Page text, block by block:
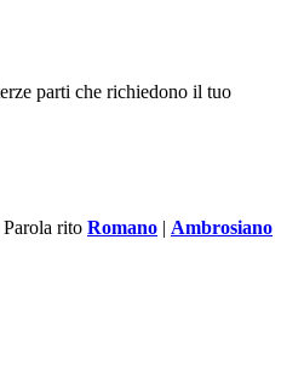
parti che richiedono il tuo
Parola rito Romano | Ambrosiano